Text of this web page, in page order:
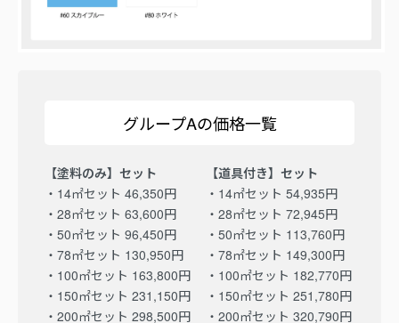
グループAの価格一覧
【塗料のみ】セット
・14㎡セット 46,350円
・28㎡セット 63,600円
・50㎡セット 96,450円
・78㎡セット 130,950円
・100㎡セット 163,800円
・150㎡セット 231,150円
・200㎡セット 298,500円
【道具付き】セット
・14㎡セット 54,935円
・28㎡セット 72,945円
・50㎡セット 113,760円
・78㎡セット 149,300円
・100㎡セット 182,770円
・150㎡セット 251,780円
・200㎡セット 320,790円